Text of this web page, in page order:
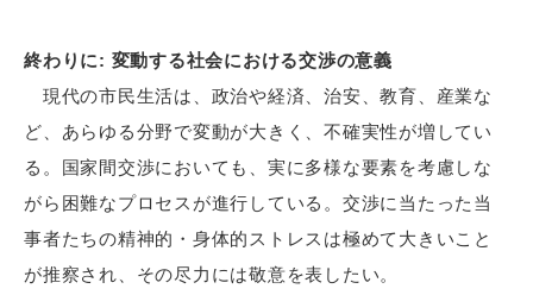
終わりに: 変動する社会における交渉の意義
現代の市民生活は、政治や経済、治安、教育、産業な
ど、あらゆる分野で変動が大きく、不確実性が増してい
る。国家間交渉においても、実に多様な要素を考慮しな
がら困難なプロセスが進行している。交渉に当たった当
事者たちの精神的・身体的ストレスは極めて大きいこと
が推察され、その尽力には敬意を表したい。